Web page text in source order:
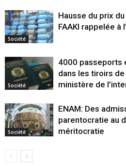
Société
Hausse du prix
FAAKI rappelée à
Société
4000 passeports
dans les tiroirs
ministère de
Société
ENAM: Des
parentocratie au
méritocratie